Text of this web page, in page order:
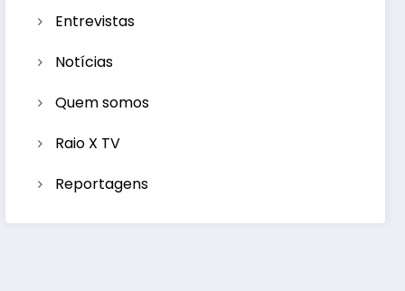
Entrevistas
Notícias
Quem somos
Raio X TV
Reportagens